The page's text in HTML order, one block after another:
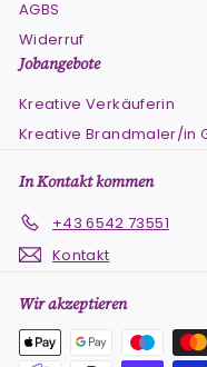
AGBS
Widerruf
Jobangebote
Kreative Verkäuferin
Kreative Brandmaler/in
In Kontakt kommen
+43 6542 73551
Kontakt
Wir akzeptieren